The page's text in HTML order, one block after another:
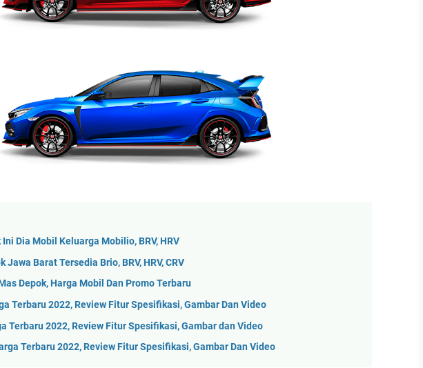
Dia Mobil Keluarga Mobilio, BRV, HRV
Jawa Barat Tersedia Brio, BRV, HRV, CRV
Depok, Harga Mobil Dan Promo Terbaru
Terbaru 2022, Review Fitur Spesifikasi, Gambar Dan Video
Terbaru 2022, Review Fitur Spesifikasi, Gambar dan Video
Terbaru 2022, Review Fitur Spesifikasi, Gambar Dan Video